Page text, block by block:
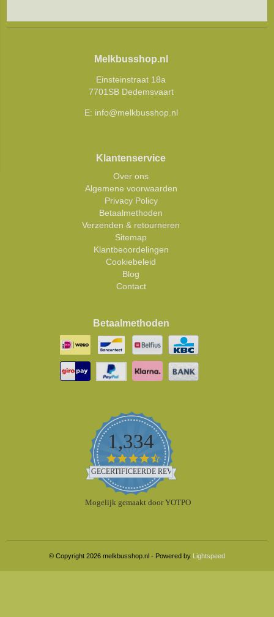
Melkbusshop.nl
Einsteinstraat 18a
7701SB Dedemsvaart
E: info@melkbusshop.nl
Klantenservice
Over ons
Algemene voorwaarden
Privacy Policy
Betaalmethoden
Verzenden & retourneren
Sitemap
Klantbeoordelingen
Cookiebeleid
Blog
Contact
Betaalmethoden
1,334
4.5
star
rating
GECERTIFICEERDE REVIEWS
Mogelijk gemaakt door YOTPO
© Copyright 2026 melkbusshop.nl - Powered by Lightspeed